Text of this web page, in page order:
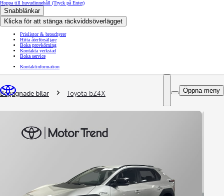
Hoppa till huvudinnehåll (Tryck på Enter)
Snabblänkar
Klicka för att stänga räckviddsöverlägget
Prislistor & broschyrer
Hitta återförsäljare
Boka provkörning
Kontakta verkstad
Boka service
Kontaktinformation
Öppna meny
You are here
Begagnade bilar Toyota bZ4X